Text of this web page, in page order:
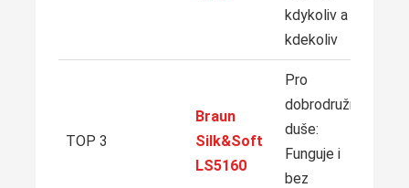
kdykoliv a
kdekoliv
TOP 3
Braun
Silk&Soft
LS5160
Pro
dobrodružné
duše:
Funguje i
bez